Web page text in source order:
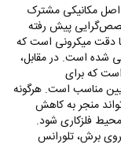
اصل مکانیکی مشترک
پیش رفته
دقت میکرونی است که
شده است. در مقابل،
که برای
مناسب است. هرگونه
منجر به کاهش
فلزکاری شود.
برش، تلورانس